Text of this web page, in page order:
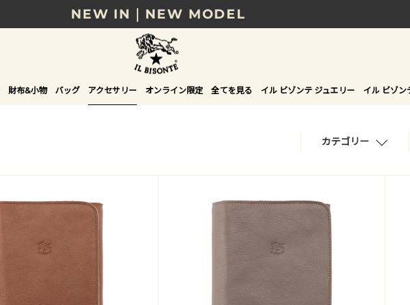
8/17(月)10時まで｜税込11,000円以上で送料無料
贈る相手やシーンから選べる、新しいギフトガイド
NEW IN｜COLOR LEATHER
財布&小物 バッグ アクセサリー オンライン限定 全てを見る イル ビゾンテ ジュエリー イル ビゾン
カテゴリー